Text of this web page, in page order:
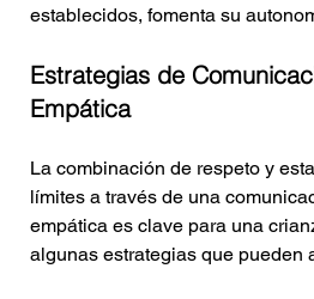
establecidos, fomenta su
Estrategias de
Empática
La combinación de respeto y
límites a través de una
empática es clave para una
algunas estrategias que pueden